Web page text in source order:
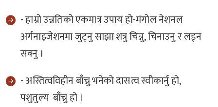
- हाम्राे उन्नतिकाे एकमात्र उपाय हाे-मंगाेल नेशनल
अर्गनाइजेशनमा जुट्नु साझा शत्रु चिन्नु, चिनाउनु र लड्न
सक्नु ।
- अस्तित्वविहीन बाँच्नु भनेकाे दासत्व स्वीकार्नु हाे,
पशुतुल्य बाँच्नु हाे ।